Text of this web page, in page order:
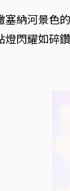
塞納河景色
燈閃耀如碎